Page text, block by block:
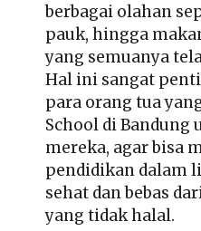
berbagai olahan
pauk, hingga
yang semuanya
Hal ini sangat
para orang tua
School di Bandung
mereka, agar bisa
pendidikan dalam
sehat dan bebas
yang tidak halal.